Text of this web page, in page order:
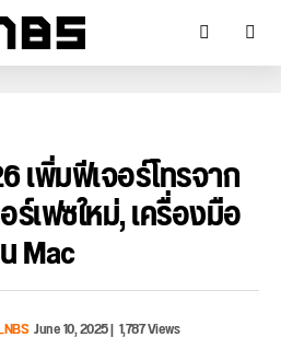
เพิ่มฟีเจอร์โทรจาก
ร์เฟซใหม่, เครื่องมือ
Mac
June 10, 2025| 1,787 Views